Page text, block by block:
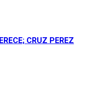
CRUZ PEREZ